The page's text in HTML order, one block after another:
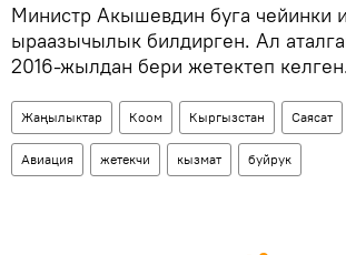
Министр Акышевдин буга чейинки
ыраазычылык билдирген. Ал
2016-жылдан бери жетектеп
Жаңылыктар Коом Кыргызстан Саясат
Авиация жетекчи кызмат буйрук